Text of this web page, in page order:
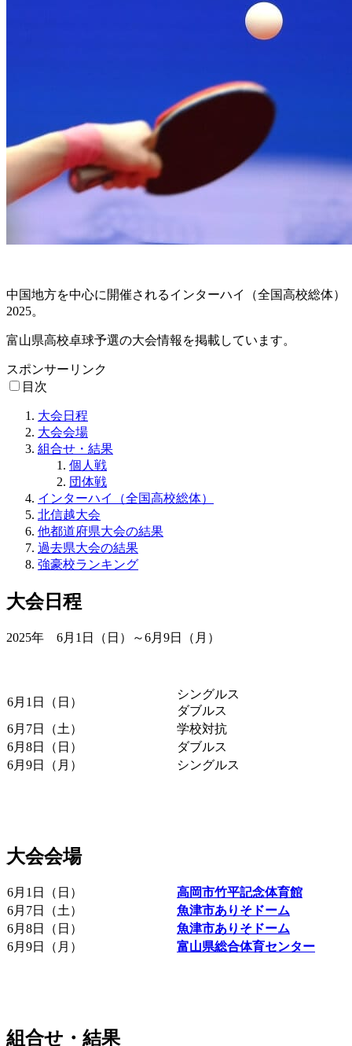
中国地方を中心に開催されるインターハイ（全国高校総体）
2025。
富山県高校卓球予選の大会情報を掲載しています。
スポンサーリンク
目次
大会日程
大会会場
組合せ・結果
個人戦
団体戦
インターハイ（全国高校総体）
北信越大会
他都道府県大会の結果
過去県大会の結果
強豪校ランキング
大会日程
2025年 6月1日（日）～6月9日（月）
6月1日（日）
シングルス
ダブルス
6月7日（土）
学校対抗
6月8日（日）
ダブルス
6月9日（月）
シングルス
大会会場
6月1日（日）
高岡市竹平記念体育館
6月7日（土）
魚津市ありそドーム
6月8日（日）
魚津市ありそドーム
6月9日（月）
富山県総合体育センター
組合せ・結果